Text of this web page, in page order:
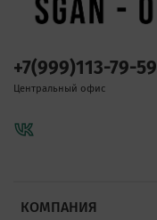
КОМПАНИЯ
+7(999)113-79-59
Центральный офис